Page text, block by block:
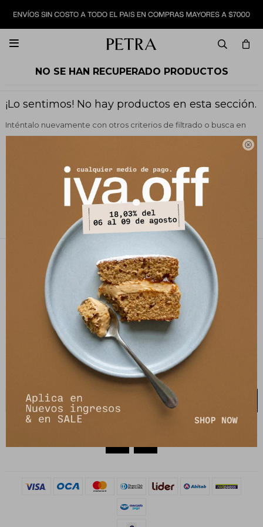


NO SE HAN RECUPERADO PRODUCTOS
¡Lo sentimos! No hay productos en esta sección.
Inténtalo nuevamente con otros criterios de filtrado o busca en
Vestimenta Color:Terracota Quitar filtros
Te recomendamos quitar: Color:Terracota
PETRA STORE
27141061 - 099 747 832
21 de setiembre 2895, Montevideo
shop@petrastore.com.uy
De lunes a sábados de 11 a 20hs
NEWSLETTER
¡Suscribite y recibí todas nuestras novedades!